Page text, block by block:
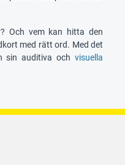
Och vem kan hitta den
med rätt ord. Med det
sin auditiva och visuella